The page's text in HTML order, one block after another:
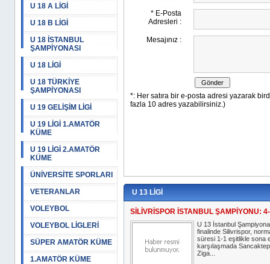
U 18 A LİGİ
U 18 B LİGİ
U 18 İSTANBUL
ŞAMPİYONASI
U 18 LİGİ
U 18 TÜRKİYE
ŞAMPİYONASI
U 19 GELİŞİM LİGİ
U 19 LİGİ 1.AMATÖR
KÜME
U 19 LİGİ 2.AMATÖR
KÜME
ÜNİVERSİTE SPORLARI
VETERANLAR
VOLEYBOL
VOLEYBOL LİGLERİ
SÜPER AMATÖR KÜME
1.AMATÖR KÜME
U 13 LİGİ
SİLİVRİSPOR İSTANBUL ŞAMPİYONU:
U 13 İstanbul
finalinde Silivrispor,
süresi 1-1 eşitlikle sona
karşılaşmada
Ziga...